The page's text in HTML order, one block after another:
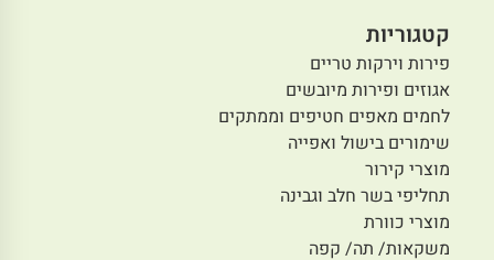
קטגוריות
פירות וירקות טריים
אגוזים ופירות מיובשים
לחמים מאפים חטיפים וממתקים
שימורים בישול ואפייה
מוצרי קירור
תחליפי בשר חלב וגבינה
מוצרי כוורת
משקאות/ תה/ קפה